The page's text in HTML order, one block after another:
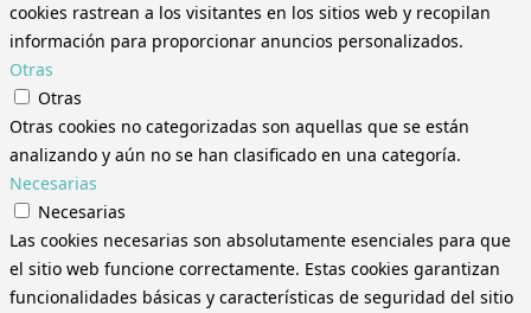
cookies rastrean a los visitantes en los sitios web y recopilan
información para proporcionar anuncios personalizados.
Otras
Otras
Otras cookies no categorizadas son aquellas que se están
analizando y aún no se han clasificado en una categoría.
Necesarias
Necesarias
Las cookies necesarias son absolutamente esenciales para que
el sitio web funcione correctamente. Estas cookies garantizan
funcionalidades básicas y características de seguridad del sitio